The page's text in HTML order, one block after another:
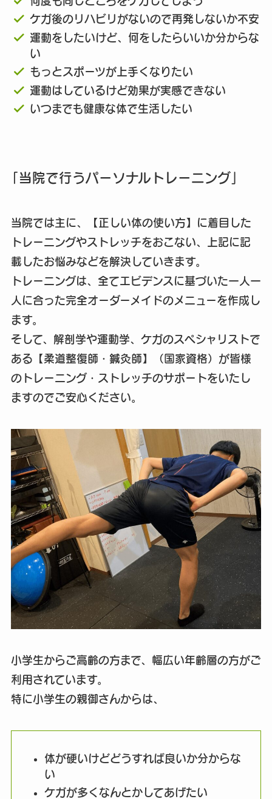
ケガ後のリハビリがないので再発しないか不安
運動をしたいけど、何をしたらいいか分からな
い
もっとスポーツが上手くなりたい
運動はしているけど効果が実感できない
いつまでも健康な体で生活したい
「当院で行うパーソナルトレーニング」
当院では主に、【正しい体の使い方】に着目した
トレーニングやストレッチをおこない、上記に記
載したお悩みなどを解決していきます。
トレーニングは、全てエビデンスに基づいた一人一
人に合った完全オーダーメイドのメニューを作成し
ます。
そして、解剖学や運動学、ケガのスペシャリストで
ある【柔道整復師・鍼灸師】（国家資格）が皆様
のトレーニング・ストレッチのサポートをいたし
ますのでご安心ください。
小学生からご高齢の方まで、幅広い年齢層の方がご
利用されています。
特に小学生の親御さんからは、
体が硬いけどどうすれば良いか分からな
い
ケガが多くなんとかしてあげたい